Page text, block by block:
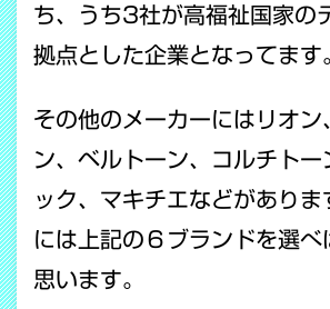
ち、うち3社が高福祉国家の
拠点とした企業となってます
その他のメーカーにはリオン
ン、ベルトーン、コルチトー
ック、マキチエなどがありま
には上記の６ブランドを選べ
思います。